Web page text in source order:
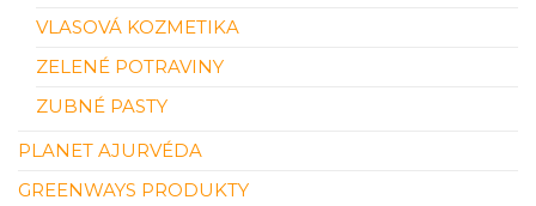
VLASOVÁ KOZMETIKA
ZELENÉ POTRAVINY
ZUBNÉ PASTY
PLANET AJURVÉDA
GREENWAYS PRODUKTY